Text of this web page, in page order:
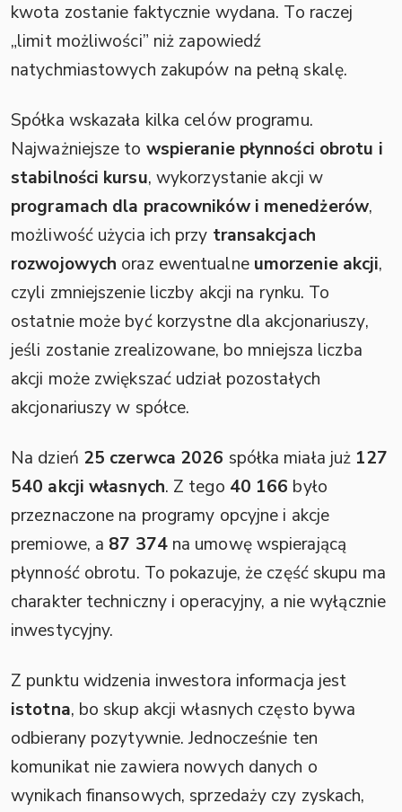
kwota zostanie faktycznie wydana. To raczej
„limit możliwości” niż zapowiedź
natychmiastowych zakupów na pełną skalę.
Spółka wskazała kilka celów programu.
Najważniejsze to wspieranie płynności obrotu i
stabilności kursu, wykorzystanie akcji w
programach dla pracowników i menedżerów,
możliwość użycia ich przy transakcjach
rozwojowych oraz ewentualne umorzenie akcji,
czyli zmniejszenie liczby akcji na rynku. To
ostatnie może być korzystne dla akcjonariuszy,
jeśli zostanie zrealizowane, bo mniejsza liczba
akcji może zwiększać udział pozostałych
akcjonariuszy w spółce.
Na dzień 25 czerwca 2026 spółka miała już 127
540 akcji własnych. Z tego 40 166 było
przeznaczone na programy opcyjne i akcje
premiowe, a 87 374na umowę wspierającą
płynność obrotu. To pokazuje, że część skupu ma
charakter techniczny i operacyjny, a nie wyłącznie
inwestycyjny.
Z punktu widzenia inwestora informacja jest
istotna, bo skup akcji własnych często bywa
odbierany pozytywnie. Jednocześnie ten
komunikat nie zawiera nowych danych o
wynikach finansowych, sprzedaży czy zyskach,